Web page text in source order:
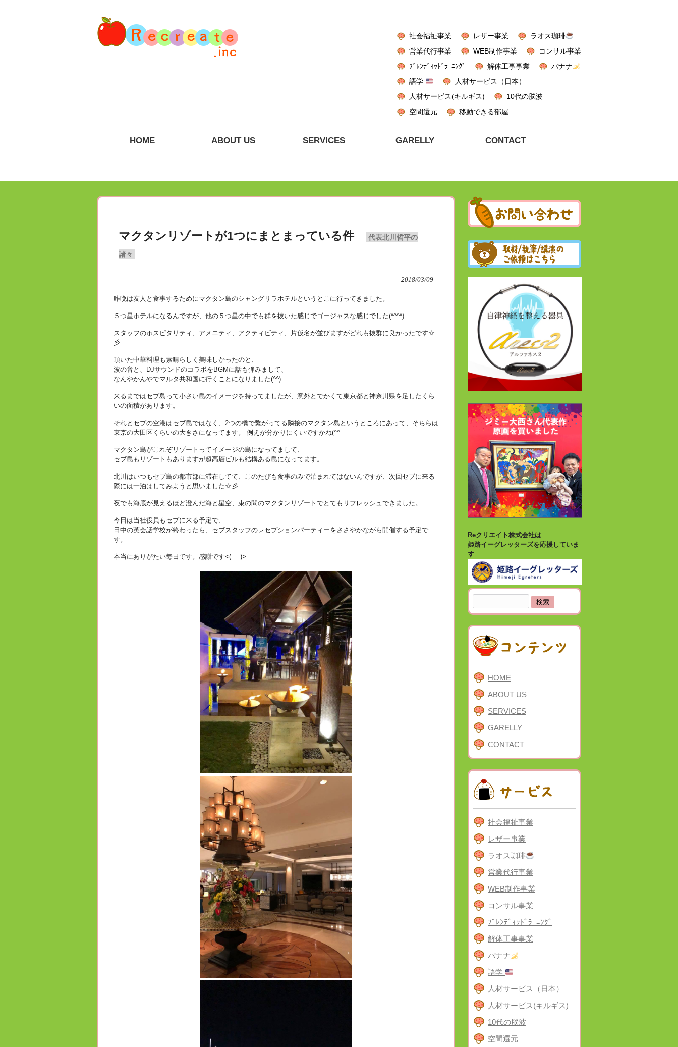
社会福祉事業 レザー事業
ラオス珈琲
営業代行事業
WEB制作事業
コンサル事業
ﾌﾞﾚﾝﾃﾞｨｯﾄﾞﾗｰﾆﾝｸﾞ
解体工事事業
バナナ
語学
人材サービス（日本）
人材サービス(キルギス)
10代の脳波
空間還元
移動できる部屋
HOME ABOUT US SERVICES GARELLY CONTACT
マクタンリゾートが1つにまとまっている件 代表北川哲平の
諸々
2018/03/09
昨晩は友人と食事するためにマクタン島のシャングリラホテルというとこに行ってきました。
５つ星ホテルになるんですが、他の５つ星の中でも群を抜いた感じでゴージャスな感じでした(*^^*)
スタッフのホスピタリティ、アメニティ、アクティビティ、片仮名が並びますがどれも抜群に良かったです☆
彡
頂いた中華料理も素晴らしく美味しかったのと、
波の音と、DJサウンドのコラボをBGMに話も弾みまして、
なんやかんやでマルタ共和国に行くことになりました(^^)
来るまではセブ島って小さい島のイメージを持ってましたが、意外とでかくて東京都と神奈川県を足したくら
いの面積があります。
それとセブの空港はセブ島ではなく、2つの橋で繋がってる隣接のマクタン島というところにあって、そちらは
東京の大田区くらいの大きさになってます。 例えが分かりにくいですかね(^^ゞ
マクタン島がこれぞリゾートってイメージの島になってまして、
セブ島もリゾートもありますが超高層ビルも結構ある島になってます。
北川はいつもセブ島の都市部に滞在してて、このたびも食事のみで泊まれてはないんですが、次回セブに来る
際には一泊はしてみようと思いました☆彡
夜でも海底が見えるほど澄んだ海と星空、束の間のマクタンリゾートでとてもリフレッシュできました。
今日は当社役員もセブに来る予定で、
日中の英会話学校が終わったら、セブスタッフのレセプションパーティーをささやかながら開催する予定で
す。
本当にありがたい毎日です。感謝です<(_ _)>
Reクリエイト株式会社は
姫路イーグレッターズを応援していま
す
索:
HOME
ABOUT US
SERVICES
GARELLY
CONTACT
社会福祉事業
レザー事業
ラオス珈琲
営業代行事業
WEB制作事業
コンサル事業
ﾌﾞﾚﾝﾃﾞｨｯﾄﾞﾗｰﾆﾝｸﾞ
解体工事事業
バナナ
語学
人材サービス（日本）
人材サービス(キルギス)
10代の脳波
空間還元